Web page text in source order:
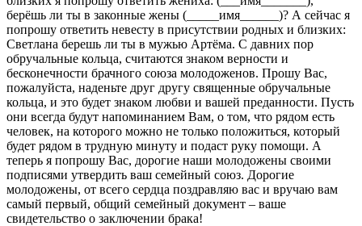
берёшь ли ты в законные жены (_____имя______)? А сейчас я
попрошу ответить невесту в присутствии родных и близких:
Светлана берешь ли ты в мужью Артёма. С давних пор
обручальные кольца, считаются знаком верности и
бесконечности брачного союза молодоженов. Прошу Вас,
пожалуйста, наденьте друг другу священные обручальные
кольца, и это будет знаком любви и вашей преданности. Пусть
они всегда будут напоминанием Вам, о том, что рядом есть
человек, на которого можно не только положиться, который
будет рядом в трудную минуту и подаст руку помощи. А
теперь я попрошу Вас, дорогие наши молодожены своими
подписями утвердить ваш семейный союз. Дорогие
молодожены, от всего сердца поздравляю вас и вручаю вам
самый первый, общий семейный документ – ваше
свидетельство о заключении брака!